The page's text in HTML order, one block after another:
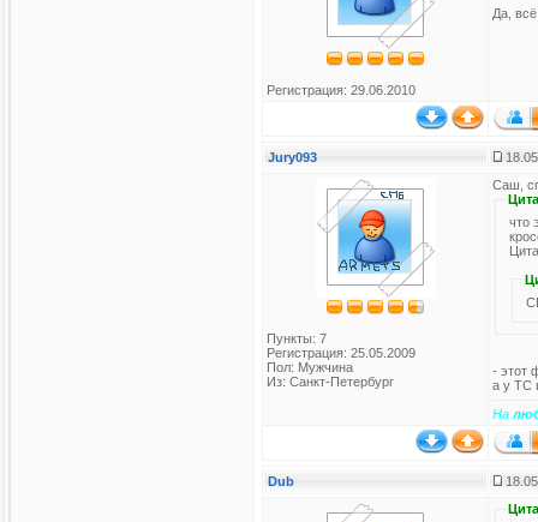
Регистрация: 29.06.2010
Да,
Jury093
Пункты: 7
Регистрация: 25.05.2009
Пол: Мужчина
Из: Санкт-Петербург
Саш,
что
- этот
а у ТС
На
Dub